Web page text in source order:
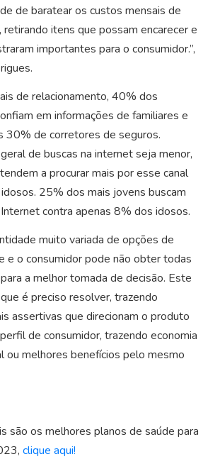
de baratear os custos mensais de
retirando itens que possam encarecer e
importantes para o consumidor.”,
de relacionamento, 40% dos
em informações de familiares e
30% de corretores de seguros.
de buscas na internet seja menor,
a procurar mais por esse canal
25% dos mais jovens buscam
contra apenas 8% dos idosos.
muito variada de opções de
e o consumidor pode não obter todas
a melhor tomada de decisão. Este
é preciso resolver, trazendo
assertivas que direcionam o produto
de consumidor, trazendo economia
ou melhores benefícios pelo mesmo
são os melhores planos de saúde para
clique aqui!